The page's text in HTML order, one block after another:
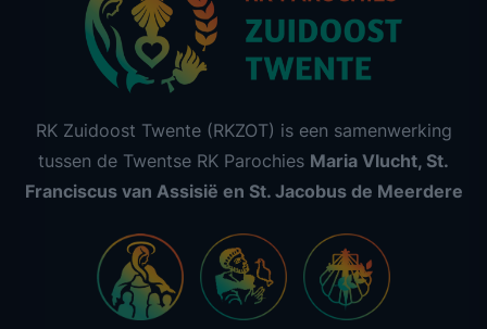
RK Zuidoost Twente (RKZOT) is een samenwerking
tussen de Twentse RK Parochies Maria Vlucht, St.
Franciscus van Assisië en St. Jacobus de Meerdere